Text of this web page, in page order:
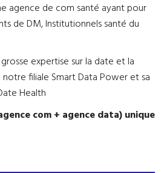
agence de com santé ayant pour
de DM, Institutionnels santé du
expertise sur la date et la
filiale Smart Data Power et sa
Health
com + agence data) unique